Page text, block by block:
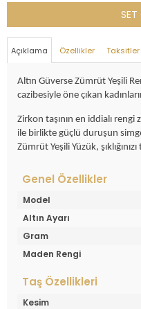
SET
Açıklama Özellikler Taksitler
Altın Güverse Zümrüt Yeşili
cazibesiyle öne çıkan
Zirkon taşının en iddialı rengi
ile birlikte güçlü duruşun
Zümrüt Yeşili Yüzük,
Genel Özellikler
Model
Altın Ayarı
Gram
Maden Rengi
Taş Özellikleri
Kesim